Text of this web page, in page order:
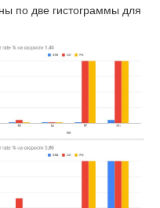
по две гистограммы для